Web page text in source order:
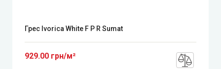
Грес Ivorica White F P R Sumat
929.00 грн/м²